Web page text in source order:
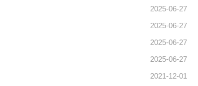
2025-06-27
2025-06-27
2025-06-27
2025-06-27
2021-12-01